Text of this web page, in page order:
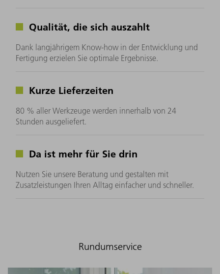
Qualität, die sich auszahlt
Dank langjährigem Know-how in der Entwicklung und
Fertigung erzielen Sie optimale Ergebnisse.
Kurze Lieferzeiten
80 % aller Werkzeuge werden innerhalb von 24
Stunden ausgeliefert.
Da ist mehr für Sie drin
Nutzen Sie unsere Beratung und gestalten mit
Zusatzleistungen Ihren Alltag einfacher und schneller.
Rundumservice